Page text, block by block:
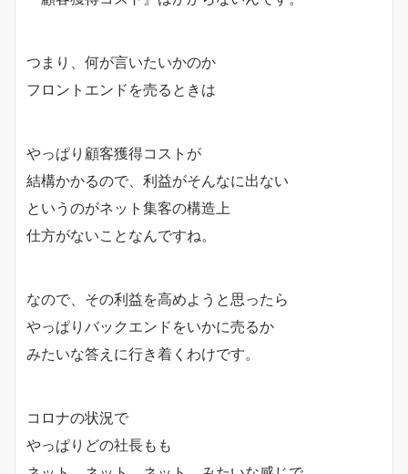
つまり、何が言いたいかのか
フロントエンドを売るときは
やっぱり顧客獲得コストが
結構かかるので、利益がそんなに出ない
というのがネット集客の構造上
仕方がないことなんですね。
なので、その利益を高めようと思ったら
やっぱりバックエンドをいかに売るか
みたいな答えに行き着くわけです。
コロナの状況で
やっぱりどの社長もも